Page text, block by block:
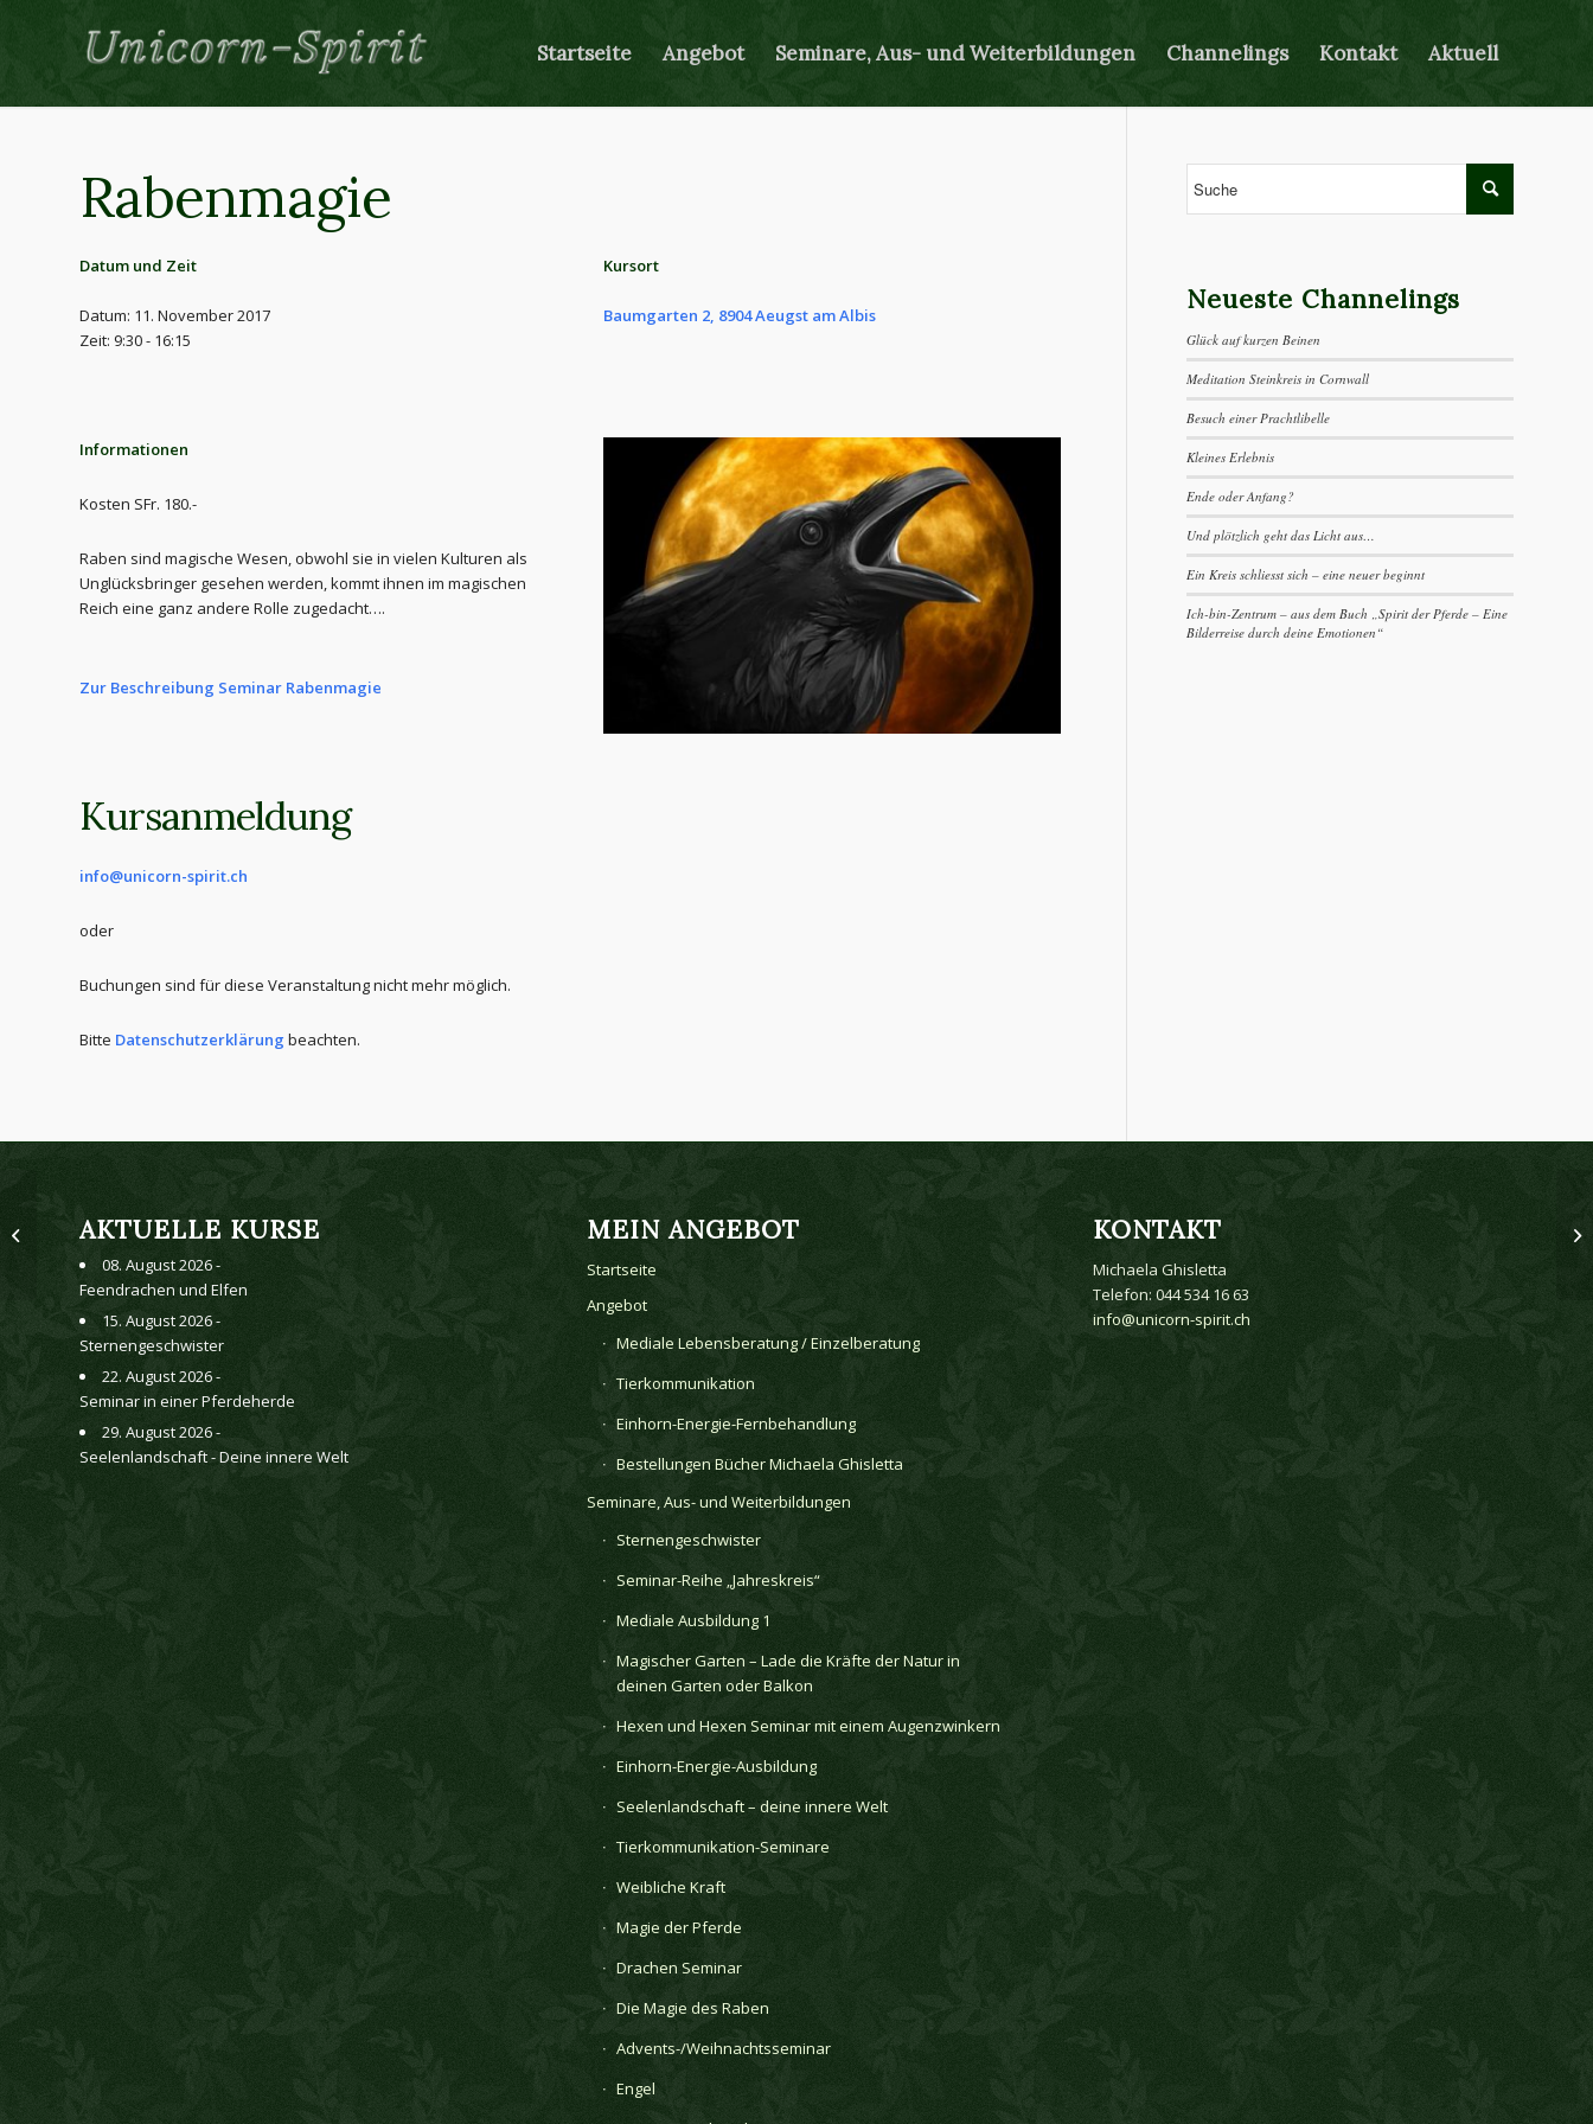
Startseite Angebot Seminare, Aus- und Weiterbildungen Channelings Kontakt Aktuell
Rabenmagie
Datum und Zeit
Datum: 11. November 2017
Zeit: 9:30 - 16:15
Kursort
Baumgarten 2, 8904 Aeugst am Albis
Informationen
Kosten SFr. 180.-
Raben sind magische Wesen, obwohl sie in vielen Kulturen als
Unglücksbringer gesehen werden, kommt ihnen im magischen
Reich eine ganz andere Rolle zugedacht….
Zur Beschreibung Seminar Rabenmagie
Kursanmeldung
info@unicorn-spirit.ch
oder
Buchungen sind für diese Veranstaltung nicht mehr möglich.
Bitte Datenschutzerklärung beachten.
Neueste Channelings
Glück auf kurzen Beinen
Meditation Steinkreis in Cornwall
Besuch einer Prachtlibelle
Kleines Erlebnis
Ende oder Anfang?
Und plötzlich geht das Licht aus…
Ein Kreis schliesst sich – eine neuer beginnt
Ich-bin-Zentrum – aus dem Buch „Spirit der Pferde – Eine
Bilderreise durch deine Emotionen“
AKTUELLE KURSE
08. August 2026 -
Feendrachen und Elfen
15. August 2026 -
Sternengeschwister
22. August 2026 -
Seminar in einer Pferdeherde
29. August 2026 -
Seelenlandschaft - Deine innere Welt
MEIN ANGEBOT
Startseite
Angebot
Mediale Lebensberatung / Einzelberatung
Tierkommunikation
Einhorn-Energie-Fernbehandlung
Bestellungen Bücher Michaela Ghisletta
Seminare, Aus- und Weiterbildungen
Sternengeschwister
Seminar-Reihe „Jahreskreis“
Mediale Ausbildung 1
Magischer Garten – Lade die Kräfte der Natur in
deinen Garten oder Balkon
Hexen und Hexen Seminar mit einem Augenzwinkern
Einhorn-Energie-Ausbildung
Seelenlandschaft – deine innere Welt
Tierkommunikation-Seminare
Weibliche Kraft
Magie der Pferde
Drachen Seminar
Die Magie des Raben
Advents-/Weihnachtsseminar
Engel
KONTAKT
Michaela Ghisletta
Telefon: 044 534 16 63
info@unicorn-spirit.ch
Tierkommunikationsausbildung